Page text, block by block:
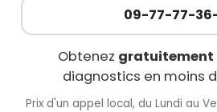
09-77-77-
Obtenez gratuitement
diagnostics en moins
Prix d'un appel local, du Lundi au